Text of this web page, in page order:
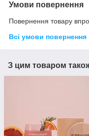
Умови повернення
Повернення товару
Всі умови повернення
З цим товаром